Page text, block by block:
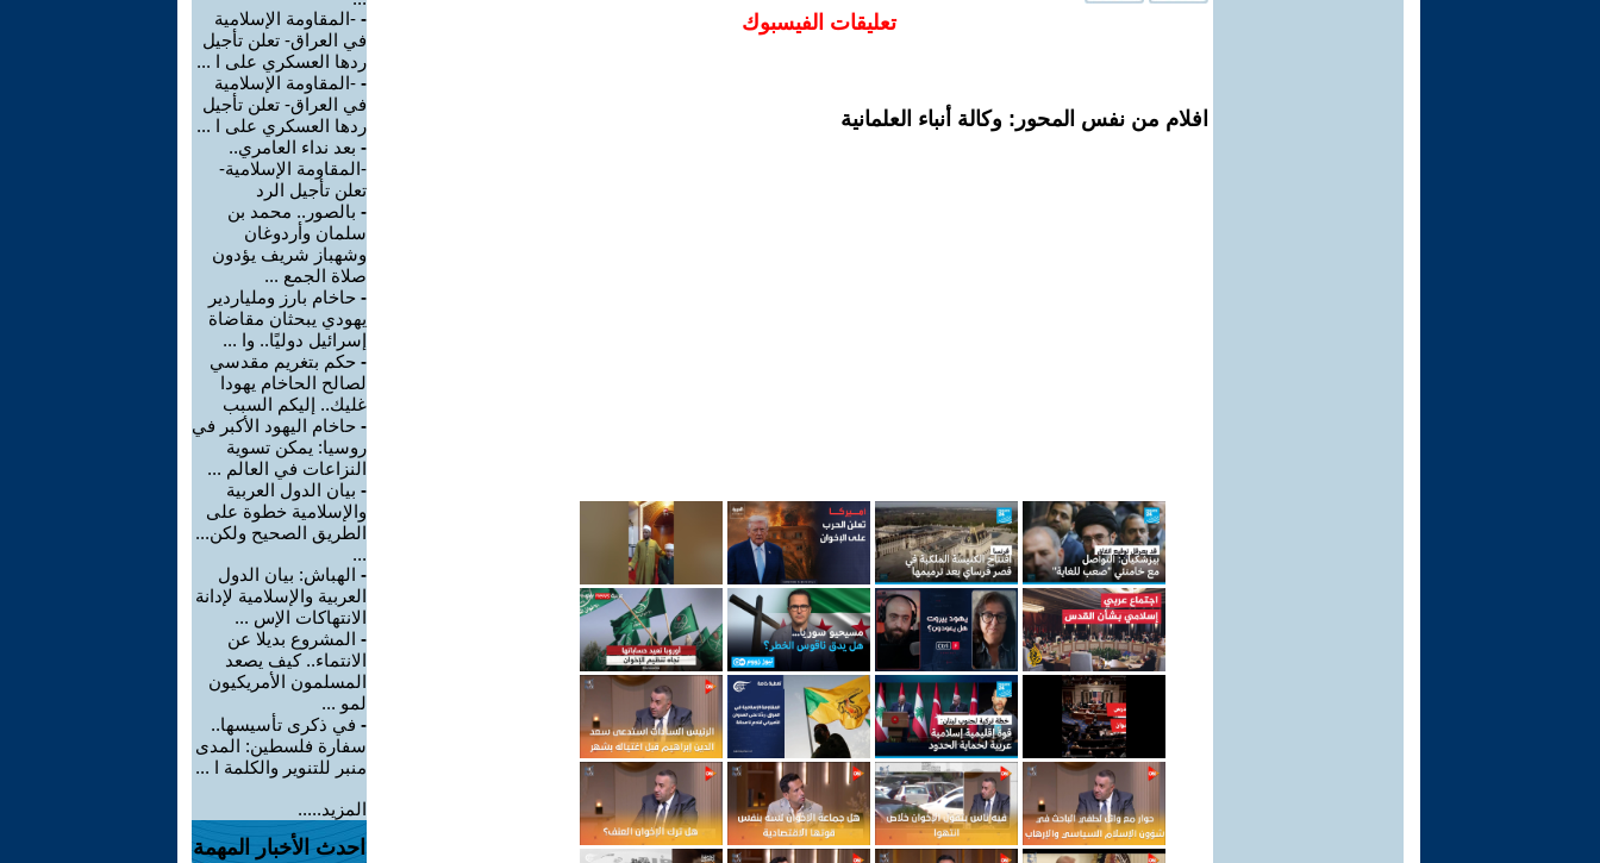
تعليقات الفيسبوك
افلام من نفس المحور: وكالة أنباء العلمانية
- -المقاومة الإسلامية
في العراق- تعلن تأجيل
ردها العسكري على ا ...
- -المقاومة الإسلامية
في العراق- تعلن تأجيل
ردها العسكري على ا ...
- بعد نداء العامري..
-المقاومة الإسلامية-
تعلن تأجيل الرد
- بالصور.. محمد بن
سلمان وأردوغان
وشهباز شريف يؤدون
صلاة الجمع ...
- حاخام بارز وملياردير
يهودي يبحثان مقاضاة
إسرائيل دوليًا.. وا ...
- حكم بتغريم مقدسي
لصالح الحاخام يهودا
غليك.. إليكم السبب
- حاخام اليهود الأكبر في
روسيا: يمكن تسوية
النزاعات في العالم ...
- بيان الدول العربية
والإسلامية خطوة على
الطريق الصحيح ولكن...
...
- الهباش: بيان الدول
العربية والإسلامية لإدانة
الانتهاكات الإس ...
- المشروع بديلا عن
الانتماء.. كيف يصعد
المسلمون الأمريكيون
لمو ...
- في ذكرى تأسيسها..
سفارة فلسطين: المدى
منبر للتنوير والكلمة ا ...
المزيد.....
احدث الأخبار المهمة